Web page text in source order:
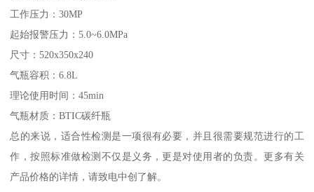
工作压力：30MP
起始报警压力：5.0~6.0MPa
尺寸：520x350x240
气瓶容积：6.8L
理论使用时间：45min
气瓶材质：BTIC碳纤瓶
总的来说，适合性检测是一项很有必要，并且很需要规范进行的工
作，按照标准做检测不仅是义务，更是对使用者的负责。更多有关
产品价格的详情，请致电中创了解。